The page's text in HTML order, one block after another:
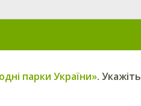
парки України». Укажіть